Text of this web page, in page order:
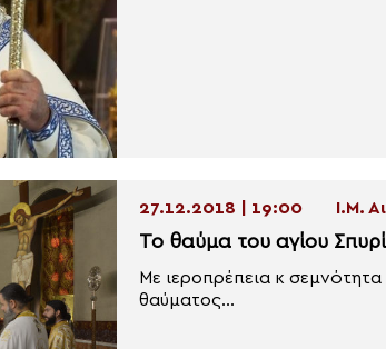
27.12.2018 | 19:00 Ι.Μ.
Το θαύμα του αγίου
Με ιεροπρέπεια κ
θαύματος...